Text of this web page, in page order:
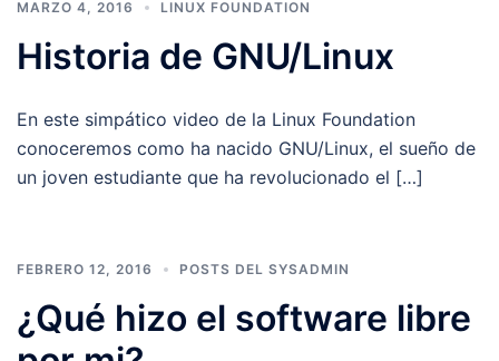
MARZO 4, 2016 LINUX FOUNDATION
Historia de GNU/Linux
En este simpático video de la Linux Foundation
conoceremos como ha nacido GNU/Linux, el sueño de
un joven estudiante que ha revolucionado el […]
FEBRERO 12, 2016 POSTS DEL SYSADMIN
¿Qué hizo el software libre